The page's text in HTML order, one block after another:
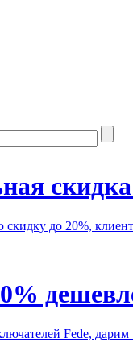
до 20%,
Fede,